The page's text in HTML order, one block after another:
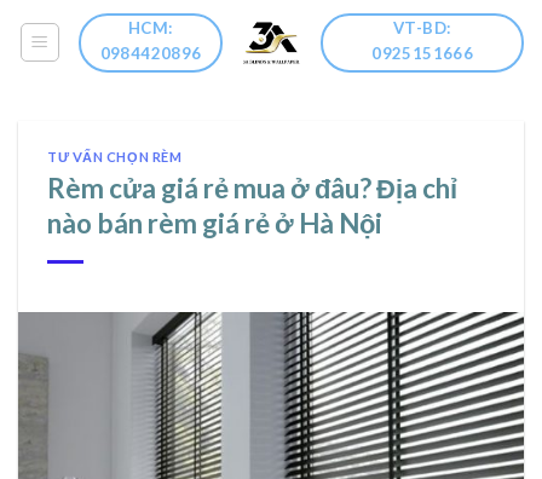
HCM:
0984420896
VT-BD:
0925151666
TƯ VẤN CHỌN RÈM
Rèm cửa giá rẻ mua ở đâu? Địa chỉ
nào bán rèm giá rẻ ở Hà Nội